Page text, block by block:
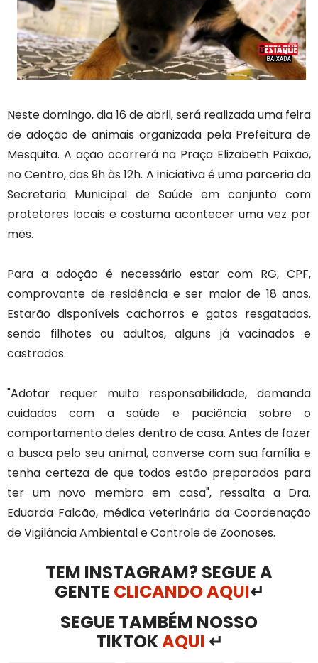
Neste domingo, dia 16 de abril, será realizada uma feira
de adoção de animais organizada pela Prefeitura de
Mesquita. A ação ocorrerá na Praça Elizabeth Paixão,
no Centro, das 9h às 12h. A iniciativa é uma parceria da
Secretaria Municipal de Saúde em conjunto com
protetores locais e costuma acontecer uma vez por
mês.
Para a adoção é necessário estar com RG, CPF,
comprovante de residência e ser maior de 18 anos.
Estarão disponíveis cachorros e gatos resgatados,
sendo filhotes ou adultos, alguns já vacinados e
castrados.
"Adotar requer muita responsabilidade, demanda
cuidados com a saúde e paciência sobre o
comportamento deles dentro de casa. Antes de fazer
a busca pelo seu animal, converse com sua família e
tenha certeza de que todos estão preparados para
ter um novo membro em casa", ressalta a Dra.
Eduarda Falcão, médica veterinária da Coordenação
de Vigilância Ambiental e Controle de Zoonoses.
TEM INSTAGRAM? SEGUE A
GENTE CLICANDO AQUI↵
SEGUE TAMBÉM NOSSO
TIKTOKAQUI ↵